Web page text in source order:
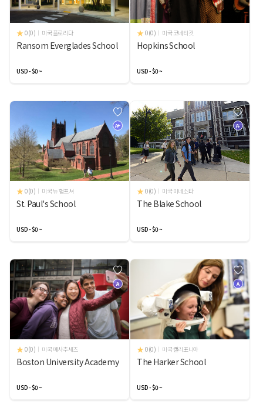
0(0) 미국 플로리다
Ransom Everglades School
USD - $0 ~
0(0) 미국 코네티컷
Hopkins School
USD - $0 ~
A+
0(0) 미국 뉴 햄프셔
St. Paul's School
USD - $0 ~
A-
0(0) 미국 미네소타
The Blake School
USD - $0 ~
A
0(0) 미국 메사추세츠
Boston University Academy
USD - $0 ~
A
0(0) 미국 캘리포니아
The Harker School
USD - $0 ~